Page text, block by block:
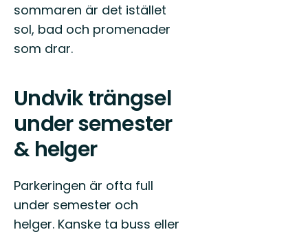
sommaren är det istället
sol, bad och promenader
som drar.
Undvik trängsel
under semester
& helger
Parkeringen är ofta full
under semester och
helger. Kanske ta buss eller